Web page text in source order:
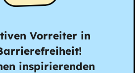
Vorreiter in
inspirieren­den